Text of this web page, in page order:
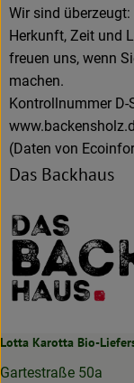
Wir sind
Herkunft, Zeit und
freuen uns, wenn
machen.
Kontrollnummer D-
(Daten von
Das Backhaus
Lotta Karotta Bio-
Gartestraße 50a